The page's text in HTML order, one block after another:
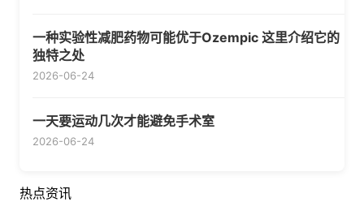
一种实验性减肥药物可能优于Ozempic 这里介绍它的
独特之处
2026-06-24
一天要运动几次才能避免手术室
2026-06-24
热点资讯